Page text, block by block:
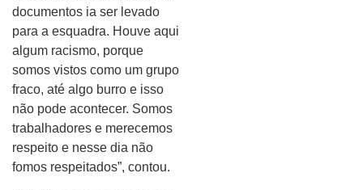
documentos ia ser levado
para a esquadra. Houve aqui
algum racismo, porque
somos vistos como um grupo
fraco, até algo burro e isso
não pode acontecer. Somos
trabalhadores e merecemos
respeito e nesse dia não
fomos respeitados”, contou.